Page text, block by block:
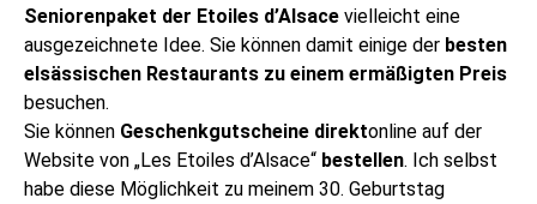
Seniorenpaket der Etoiles d’Alsace vielleicht eine
ausgezeichnete Idee. Sie können damit einige der besten
elsässischen Restaurants zu einem ermäßigten Preis
besuchen.
Sie können Geschenkgutscheine direktonline auf der
Website von „Les Etoiles d’Alsace“ bestellen. Ich selbst
habe diese Möglichkeit zu meinem 30. Geburtstag